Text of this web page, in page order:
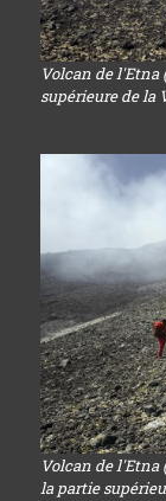
Volcan de l'Etna
supérieure de la
Volcan de l'Etna
la partie